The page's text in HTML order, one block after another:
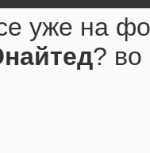
уже на
? во